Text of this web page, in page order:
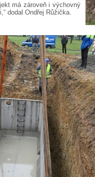
má zároveň i výchovný
dodal Ondřej Růžička.